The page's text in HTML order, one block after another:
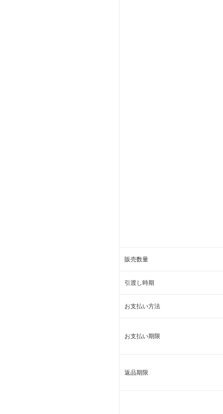
販売数量
引渡し時期
お支払い方法
お支払い期限
返品期限